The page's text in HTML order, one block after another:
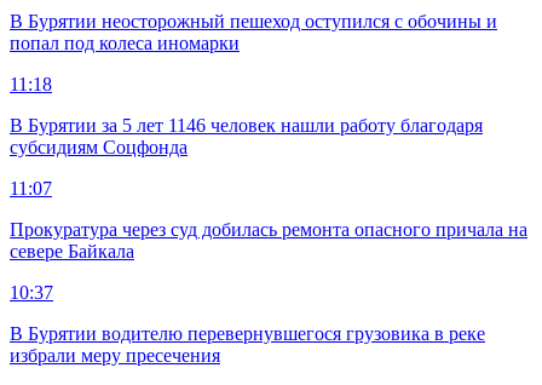
В Бурятии неосторожный пешеход оступился с обочины и
попал под колеса иномарки
11:18
В Бурятии за 5 лет 1146 человек нашли работу благодаря
субсидиям Соцфонда
11:07
Прокуратура через суд добилась ремонта опасного причала на
севере Байкала
10:37
В Бурятии водителю перевернувшегося грузовика в реке
избрали меру пресечения